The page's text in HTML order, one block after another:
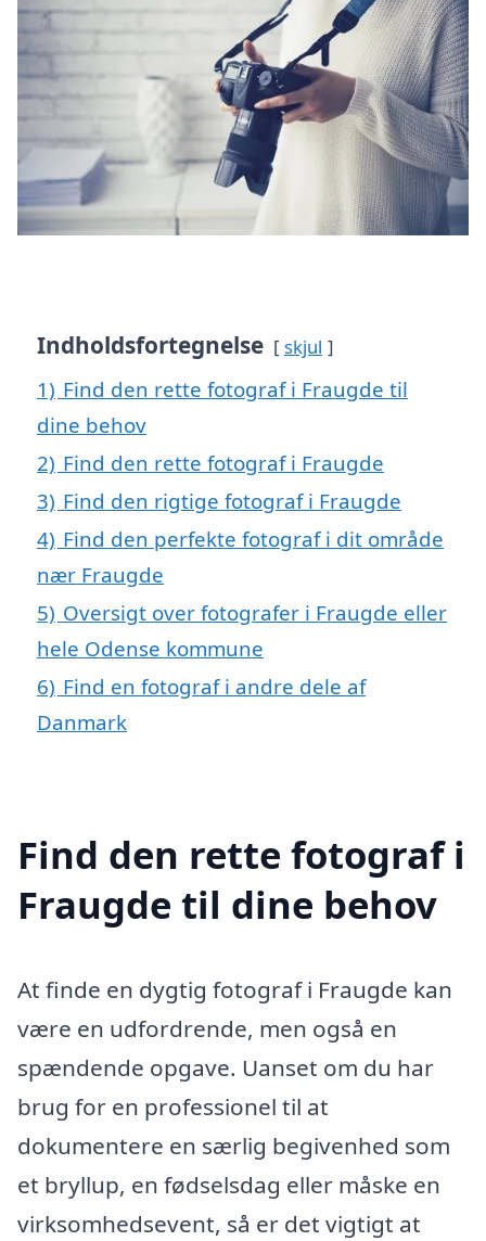
Indholdsfortegnelse skjul
1) Find den rette fotograf i Fraugde til
dine behov
2) Find den rette fotograf i Fraugde
3) Find den rigtige fotograf i Fraugde
4) Find den perfekte fotograf i dit område
nær Fraugde
5) Oversigt over fotografer i Fraugde eller
hele Odense kommune
6) Find en fotograf i andre dele af
Danmark
Find den rette fotograf i
Fraugde til dine behov
At finde en dygtig fotograf i Fraugde kan
være en udfordrende, men også en
spændende opgave. Uanset om du har
brug for en professionel til at
dokumentere en særlig begivenhed som
et bryllup, en fødselsdag eller måske en
virksomhedsevent, så er det vigtigt at